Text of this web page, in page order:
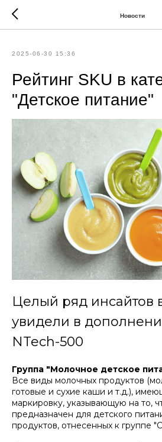
Новости
2025-06-30 15:36
Рейтинг SKU в
"Детское питание"
Целый ряд инсайтов
увидели в
NTech-500
Группа "Молочное детское
Все виды молочных продуктов
готовые и сухие каши и т.д.),
маркировку, указывающую на то,
предназначен для детского
продуктов, отнесенных к группе